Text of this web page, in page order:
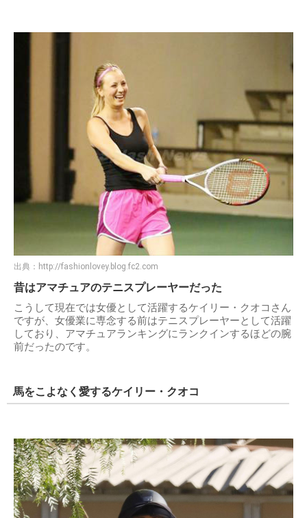
出典： http://fashionlovey.blog.fc2.com
昔はアマチュアのテニスプレーヤーだった
こうして現在では女優として活躍するケイリー・クオコさん
ですが、女優業に専念する前はテニスプレーヤーとして活躍
しており、アマチュアランキングにランクインするほどの腕
前だったのです。
馬をこよなく愛するケイリー・クオコ